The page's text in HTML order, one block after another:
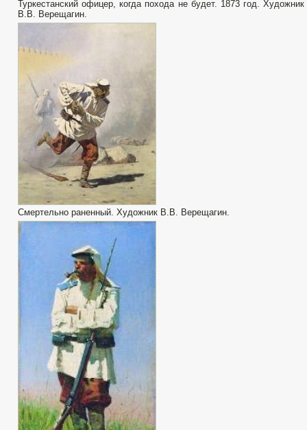
Туркестанский офицер, когда похода не будет. 1873 год. Художник
В.В. Верещагин.
Смертельно раненный. Художник В.В. Верещагин.